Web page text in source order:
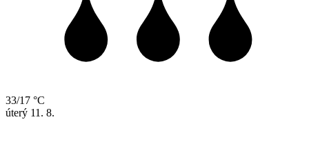
33/17 °C
úterý 11. 8.